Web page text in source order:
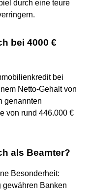
durch eine teure
bei 4000 €
bei
Netto-Gehalt von
genannten
von rund 446.000 €
als Beamter?
Besonderheit:
gewähren Banken